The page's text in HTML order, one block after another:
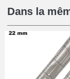
Dans la